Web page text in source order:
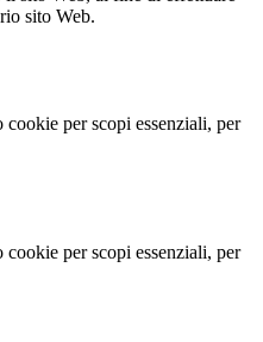
sito Web.
cookie per scopi essenziali, per
cookie per scopi essenziali, per